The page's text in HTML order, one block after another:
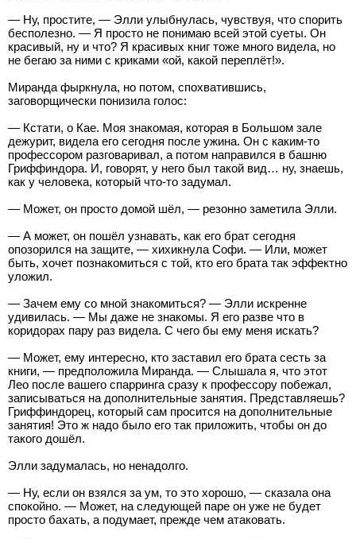
— Ну, простите, — Элли улыбнулась, чувствуя, что спорить
бесполезно. — Я просто не понимаю всей этой суеты. Он
красивый, ну и что? Я красивых книг тоже много видела, но
не бегаю за ними с криками «ой, какой переплёт!».
Миранда фыркнула, но потом, спохватившись,
заговорщически понизила голос:
— Кстати, о Кае. Моя знакомая, которая в Большом зале
дежурит, видела его сегодня после ужина. Он с каким-то
профессором разговаривал, а потом направился в башню
Гриффиндора. И, говорят, у него был такой вид… ну, знаешь,
как у человека, который что-то задумал.
— Может, он просто домой шёл, — резонно заметила Элли.
— А может, он пошёл узнавать, как его брат сегодня
опозорился на защите, — хихикнула Софи. — Или, может
быть, хочет познакомиться с той, кто его брата так эффектно
уложил.
— Зачем ему со мной знакомиться? — Элли искренне
удивилась. — Мы даже не знакомы. Я его разве что в
коридорах пару раз видела. С чего бы ему меня искать?
— Может, ему интересно, кто заставил его брата сесть за
книги, — предположила Миранда. — Слышала я, что этот
Лео после вашего спарринга сразу к профессору побежал,
записываться на дополнительные занятия. Представляешь?
Гриффиндорец, который сам просится на дополнительные
занятия! Это ж надо было его так приложить, чтобы он до
такого дошёл.
Элли задумалась, но ненадолго.
— Ну, если он взялся за ум, то это хорошо, — сказала она
спокойно. — Может, на следующей паре он уже не будет
просто бахать, а подумает, прежде чем атаковать.